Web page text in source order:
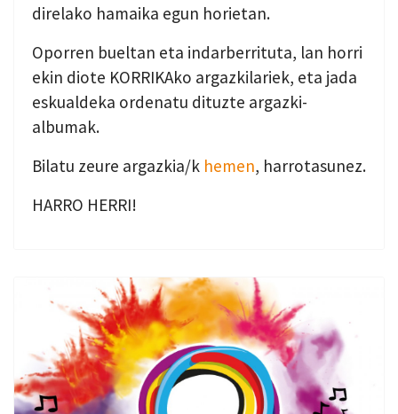
direlako hamaika egun horietan.
Oporren bueltan eta indarberrituta, lan horri
ekin diote KORRIKAko argazkilariek, eta jada
eskualdeka ordenatu dituzte argazki-
albumak.
Bilatu zeure argazkia/k hemen, harrotasunez.
HARRO HERRI!